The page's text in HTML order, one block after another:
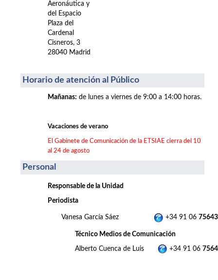
Aeronáutica y
del Espacio
Plaza del
Cardenal
Cisneros, 3
28040 Madrid
Horario de atención al Público
Mañanas: de lunes a viernes de 9:00 a 14:00 horas.
Vacaciones de verano
El Gabinete de Comunicación de la ETSIAE cierra del 10
al 24 de agosto
Personal
Responsable de la Unidad
Periodista
Vanesa García Sáez +34 91 06 75643
Técnico Medios de Comunicación
Alberto Cuenca de Luis +34 91 06